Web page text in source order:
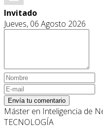
Invitado
Jueves, 06 Agosto 2026
Envía tu comentario
Máster en Inteligencia de
TECNOLOGÍA